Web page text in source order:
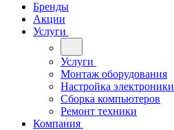
Бренды
Акции
Услуги
Услуги
Монтаж оборудования
Настройка электроники
Сборка компьютеров
Ремонт техники
Компания